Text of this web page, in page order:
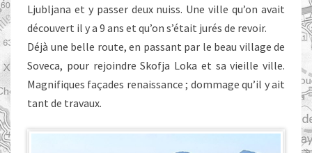
Ljubljana et y passer deux nuiss. Une ville qu’on avait
découvert il y a 9 ans et qu’on s’était jurés de revoir.
Déjà une belle route, en passant par le beau village de
Soveca, pour rejoindre Skofja Loka et sa vieille ville.
Magnifiques façades renaissance ; dommage qu’il y ait
tant de travaux.